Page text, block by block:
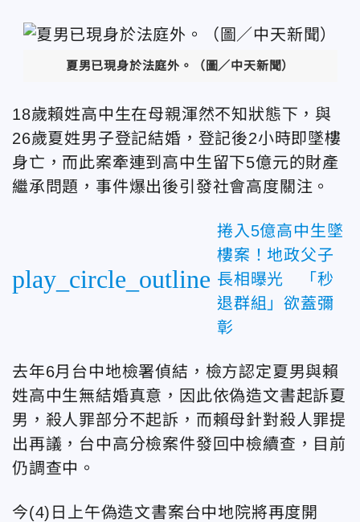
夏男已現身於法庭外。（圖／中天新聞）
18歲賴姓高中生在母親渾然不知狀態下，與
26歲夏姓男子登記結婚，登記後2小時即墜樓
身亡，而此案牽連到高中生留下5億元的財產
繼承問題，事件爆出後引發社會高度關注。
play_circle_outline
捲入5億高中生墜
樓案！地政父子
長相曝光 「秒
退群組」欲蓋彌
彰
去年6月台中地檢署偵結，檢方認定夏男與賴
姓高中生無結婚真意，因此依偽造文書起訴夏
男，殺人罪部分不起訴，而賴母針對殺人罪提
出再議，台中高分檢案件發回中檢續查，目前
仍調查中。
今(4)日上午偽造文書案台中地院將再度開